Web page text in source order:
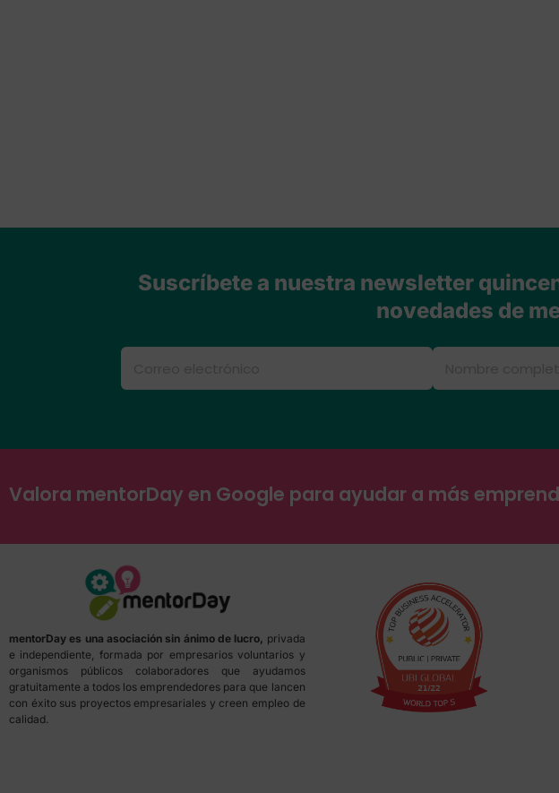
Suscríbete a nuestra newsletter
novedades de
Valora mentorDay en Google para ayudar a más
mentorDay es una asociación sin ánimo de lucro, privada
e independiente, formada por empresarios voluntarios y
organismos públicos colaboradores que ayudamos
gratuitamente a todos los emprendedores para que lancen
con éxito sus proyectos empresariales y creen empleo de
calidad.